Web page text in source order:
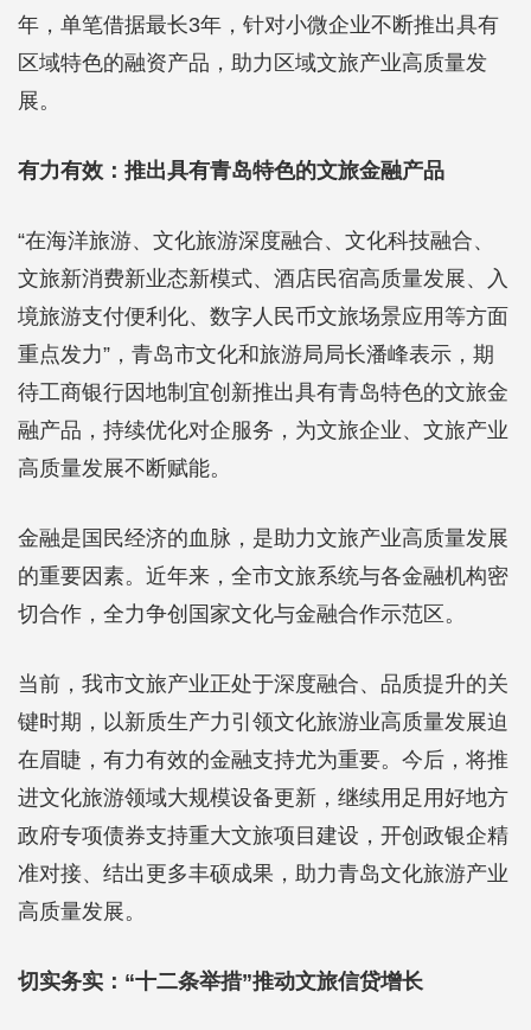
年，单笔借据最长3年，针对小微企业不断推出具有
区域特色的融资产品，助力区域文旅产业高质量发
展。
有力有效：推出具有青岛特色的文旅金融产品
“在海洋旅游、文化旅游深度融合、文化科技融合、
文旅新消费新业态新模式、酒店民宿高质量发展、入
境旅游支付便利化、数字人民币文旅场景应用等方面
重点发力”，青岛市文化和旅游局局长潘峰表示，期
待工商银行因地制宜创新推出具有青岛特色的文旅金
融产品，持续优化对企服务，为文旅企业、文旅产业
高质量发展不断赋能。
金融是国民经济的血脉，是助力文旅产业高质量发展
的重要因素。近年来，全市文旅系统与各金融机构密
切合作，全力争创国家文化与金融合作示范区。
当前，我市文旅产业正处于深度融合、品质提升的关
键时期，以新质生产力引领文化旅游业高质量发展迫
在眉睫，有力有效的金融支持尤为重要。今后，将推
进文化旅游领域大规模设备更新，继续用足用好地方
政府专项债券支持重大文旅项目建设，开创政银企精
准对接、结出更多丰硕成果，助力青岛文化旅游产业
高质量发展。
切实务实： “十二条举措”推动文旅信贷增长